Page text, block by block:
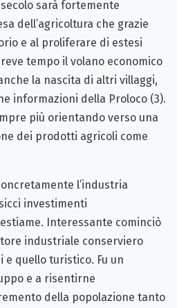
sarà fortemente
dell’agricoltura che grazie
e al proliferare di estesi
tempo il volano economico
la nascita di altri villaggi,
informazioni della Proloco (3).
più orientando verso una
dei prodotti agricoli come
l’industria
investimenti
Interessante cominciò
industriale conserviero
quello turistico. Fu un
e a risentirne
della popolazione tanto